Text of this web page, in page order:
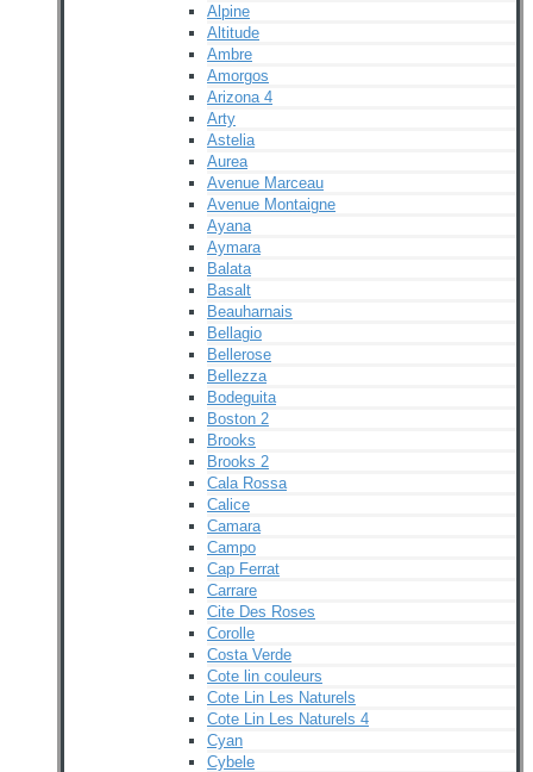
Alpine
Altitude
Ambre
Amorgos
Arizona 4
Arty
Astelia
Aurea
Avenue Marceau
Avenue Montaigne
Ayana
Aymara
Balata
Basalt
Beauharnais
Bellagio
Bellerose
Bellezza
Bodeguita
Boston 2
Brooks
Brooks 2
Cala Rossa
Calice
Camara
Campo
Cap Ferrat
Carrare
Cite Des Roses
Corolle
Costa Verde
Cote lin couleurs
Cote Lin Les Naturels
Cote Lin Les Naturels 4
Cyan
Cybele